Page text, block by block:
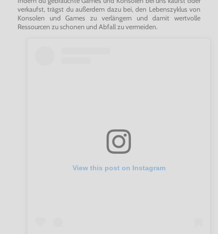
verkaufst, trägst du außerdem dazu bei, den Lebenszyklus von
Konsolen und Games zu verlängern und damit wertvolle
Ressourcen zu schonen und Abfall zu vermeiden.
View this post on Instagram